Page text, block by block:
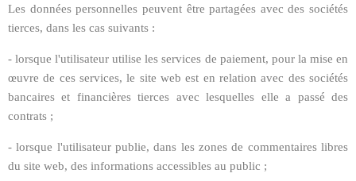
Les données personnelles peuvent être partagées avec des sociétés
tierces, dans les cas suivants :
- lorsque l'utilisateur utilise les services de paiement, pour la mise en
œuvre de ces services, le site web est en relation avec des sociétés
bancaires et financières tierces avec lesquelles elle a passé des
contrats ;
- lorsque l'utilisateur publie, dans les zones de commentaires libres
du site web, des informations accessibles au public ;